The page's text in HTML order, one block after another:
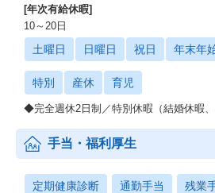
[年次有給休暇]
10～20日
土曜日 日曜日 祝日 年末年
特別 産休 育児
◆完全週休2日制／特別休暇（結婚休暇、
手当・福利厚生
定期健康診断 通勤手当 残業